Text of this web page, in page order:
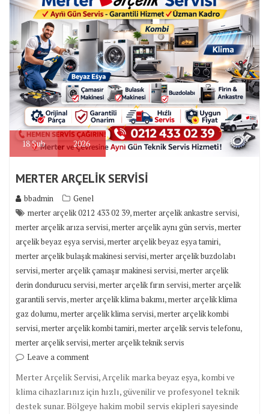
18Şub 2026
MERTER ARÇELİK SERVİSİ
bbadmin
Genel
merter arçelik 0212 433 02 39,merter arçelik ankastre servisi,
merter arçelik arıza servisi,merter arçelik aynı gün servis,merter
arçelik beyaz eşya servisi,merter arçelik beyaz eşya tamiri,
merter arçelik bulaşık makinesi servisi,merter arçelik buzdolabı
servisi,merter arçelik çamaşır makinesi servisi,merter arçelik
derin dondurucu servisi,merter arçelik fırın servisi,merter arçelik
garantili servis,merter arçelik klima bakımı,merter arçelik klima
gaz dolumu,merter arçelik klima servisi,merter arçelik kombi
servisi,merter arçelik kombi tamiri,merter arçelik servis telefonu,
merter arçelik servisi,merter arçelik teknik servis
Leave a comment
Merter Arçelik Servisi, Arçelik marka beyaz eşya, kombi ve
klima cihazlarınız için hızlı, güvenilir ve profesyonel teknik
destek sunar. Bölgeye hakim mobil servis ekipleri sayesinde